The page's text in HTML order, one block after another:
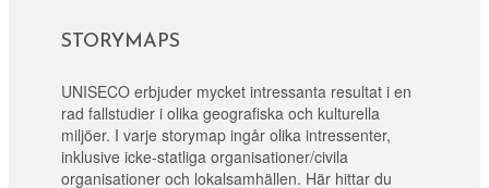
STORYMAPS
UNISECO erbjuder mycket intressanta resultat i en
rad fallstudier i olika geografiska och kulturella
miljöer. I varje storymap ingår olika intressenter,
inklusive icke-statliga organisationer/civila
organisationer och lokalsamhällen. Här hittar du